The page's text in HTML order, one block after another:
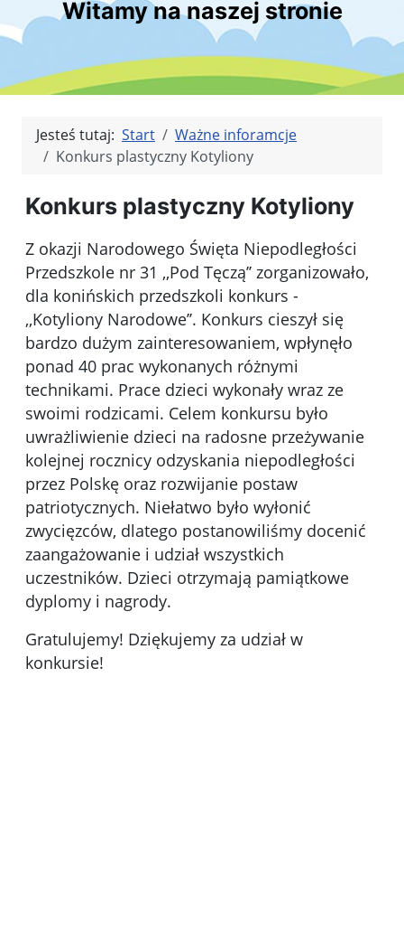
Witamy na naszej stronie
Jesteś tutaj: Start
Ważne inforamcje
Konkurs plastyczny Kotyliony
Konkurs plastyczny Kotyliony
Z okazji Narodowego Święta Niepodległości
Przedszkole nr 31 ,,Pod Tęczą’’ zorganizowało,
dla konińskich przedszkoli konkurs -
,,Kotyliony Narodowe’’. Konkurs cieszył się
bardzo dużym zainteresowaniem, wpłynęło
ponad 40 prac wykonanych różnymi
technikami. Prace dzieci wykonały wraz ze
swoimi rodzicami. Celem konkursu było
uwrażliwienie dzieci na radosne przeżywanie
kolejnej rocznicy odzyskania niepodległości
przez Polskę oraz rozwijanie postaw
patriotycznych. Niełatwo było wyłonić
zwycięzców, dlatego postanowiliśmy docenić
zaangażowanie i udział wszystkich
uczestników. Dzieci otrzymają pamiątkowe
dyplomy i nagrody.
Gratulujemy! Dziękujemy za udział w
konkursie!